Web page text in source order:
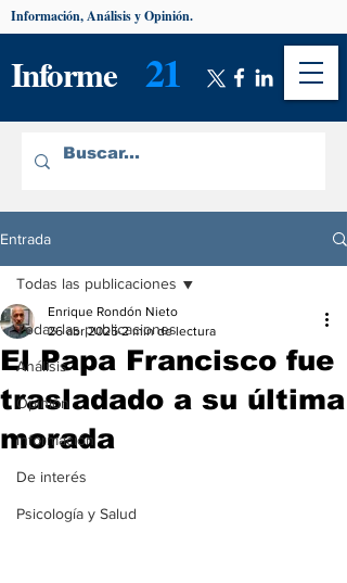
Informe 21
Información, Análisis y Opinión.
Entrada
Todas las publicaciones
Análisis
Opinión
Información
De interés
Psicología y Salud
Todas las publicaciones
El Papa Francisco fue
trasladado a su última
morada
Enrique Rondón Nieto
26 abr 2025 2 min de lectura